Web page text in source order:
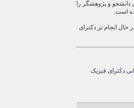
دانشجو و پژوهشگر را
است.
حال انجام تز دکترای
دکترای فیزیک